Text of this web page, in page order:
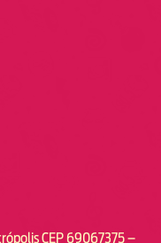
CEP 69067375 –